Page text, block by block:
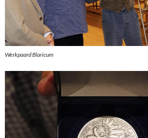
Werkpaard Blaricum